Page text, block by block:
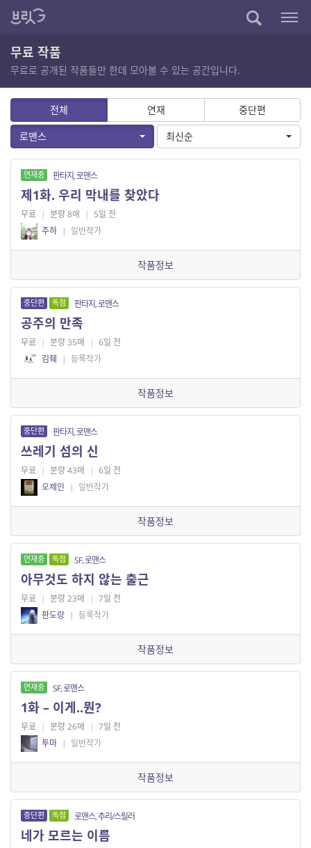
무료 작품
무료로 공개된 작품들만 한데 모아볼 수 있는 공간입니다.
전체 연재
중단편
로맨스
최신순
연재중 판타지, 로맨스
제1화. 우리 막내를 찾았다
무료 | 분량 8매 | 5일 전
주하 | 일반작가
작품정보
중단편 독점 판타지, 로맨스
공주의 만족
무료 | 분량 35매 | 6일 전
김줴
| 등록작가
작품정보
중단편 판타지, 로맨스
쓰레기 섬의 신
무료 | 분량 43매 | 6일 전
오제인
| 일반작가
작품정보
연재중 독점 SF, 로맨스
아무것도 하지 않는 출근
무료 | 분량 23매 | 7일 전
판도랑 | 등록작가
작품정보
연재중 SF, 로맨스
1화 – 이게..뭔?
무료 | 분량 26매 | 7일 전
투마 | 일반작가
작품정보
중단편 독점 로맨스, 추리/스릴러
네가 모르는 이름